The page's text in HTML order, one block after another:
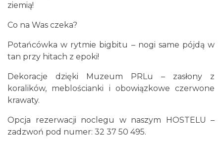
Fajer Festiwal 2026
Chorzów
2026-08-28
ziemią!
Co na Was czeka?
Potańcówka w rytmie bigbitu – nogi same pójdą w
tan przy hitach z epoki!
Dekoracje dzięki Muzeum PRLu – zasłony z
koralików, meblościanki i obowiązkowe czerwone
krawaty.
Opcja rezerwacji noclegu w naszym HOSTELU –
zadzwoń pod numer: 32 37 50 495.